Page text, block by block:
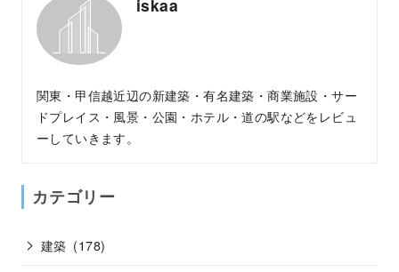
iskaa
関東・甲信越近辺の新建築・有名建築・商業施設・サー
ドプレイス・風景・公園・ホテル・道の駅などをレビュ
ーしていきます。
カテゴリー
建築 (178)